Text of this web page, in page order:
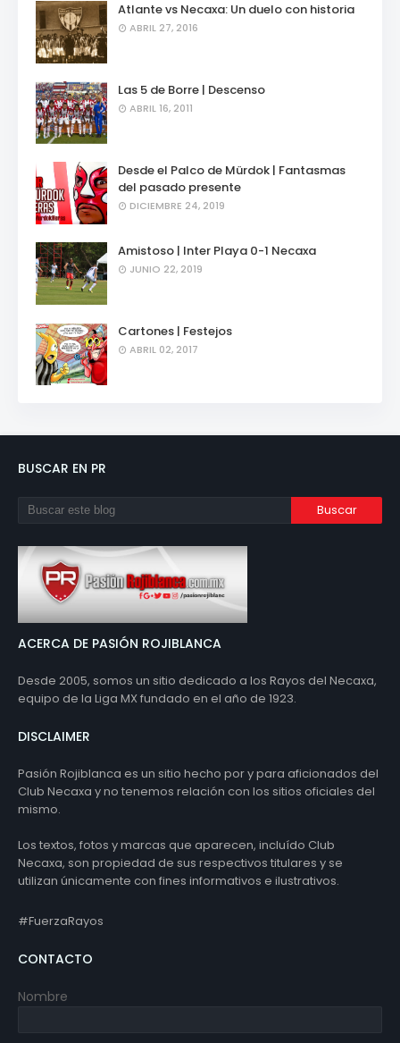
Atlante vs Necaxa: Un duelo con historia
ABRIL 27, 2016
Las 5 de Borre | Descenso
ABRIL 16, 2011
Desde el Palco de Mürdok | Fantasmas
del pasado presente
DICIEMBRE 24, 2019
Amistoso | Inter Playa 0-1 Necaxa
JUNIO 22, 2019
Cartones | Festejos
ABRIL 02, 2017
BUSCAR EN PR
ACERCA DE PASIÓN ROJIBLANCA
Desde 2005, somos un sitio dedicado a los Rayos del Necaxa,
equipo de la Liga MX fundado en el año de 1923.
DISCLAIMER
Pasión Rojiblanca es un sitio hecho por y para aficionados del
Club Necaxa y no tenemos relación con los sitios oficiales del
mismo.
Los textos, fotos y marcas que aparecen, incluído Club
Necaxa, son propiedad de sus respectivos titulares y se
utilizan únicamente con fines informativos e ilustrativos.
#FuerzaRayos
CONTACTO
Nombre